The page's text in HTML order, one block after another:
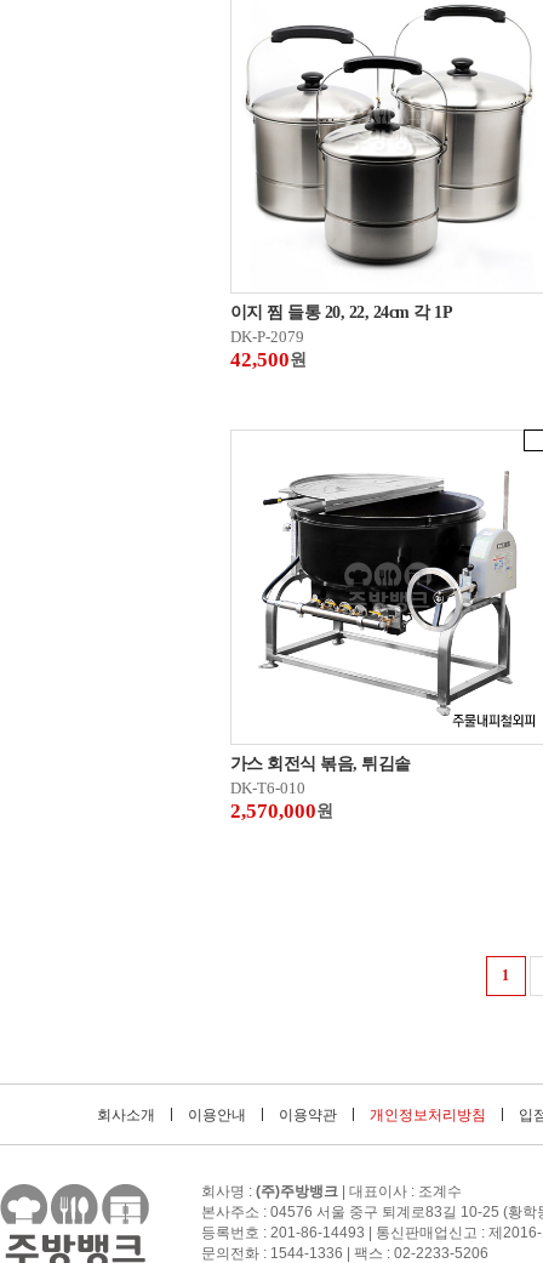
이지 찜 들통 20, 22, 24cm 각 1P
DK-P-2079
42,500원
가스 회전식 볶음, 튀김솥
DK-T6-010
2,570,000원
1
회사소개 이용안내 이용약관 개인정보처리방침 입
회사명 : (주)주방뱅크 | 대표이사 : 조계수
본사주소 : 04576 서울 중구 퇴계로83길 10-25 (황학
등록번호 : 201-86-14493 | 통신판매업신고 : 제
문의전화 : 1544-1336 | 팩스 : 02-2233-5206